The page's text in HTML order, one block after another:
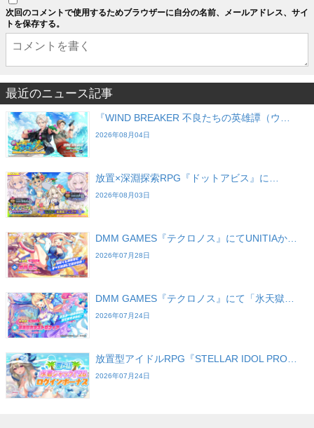
次回のコメントで使用するためブラウザーに自分の名前、メールアドレス、サイ
トを保存する。
最近のニュース記事
『WIND BREAKER 不良たちの英雄譚（ウ…
2026年08月04日
放置×深淵探索RPG『ドットアビス』に…
2026年08月03日
DMM GAMES『テクロノス』にてUNITIAか…
2026年07月28日
DMM GAMES『テクロノス』にて「氷天獄…
2026年07月24日
放置型アイドルRPG『STELLAR IDOL PRO…
2026年07月24日